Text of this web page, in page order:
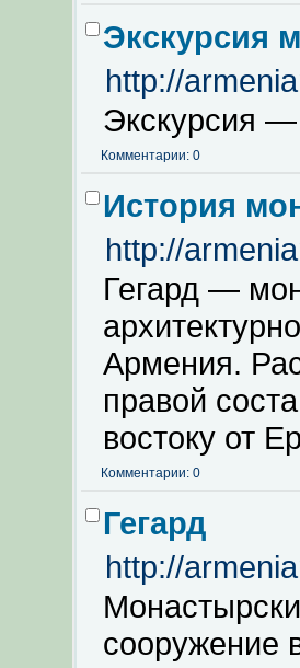
Экскурсия
http://
Экскурсия —
Комментарии: 0
История
http://
Гегард —
Армения.
правой
востоку от
Комментарии: 0
Гегард
http://
сооружение